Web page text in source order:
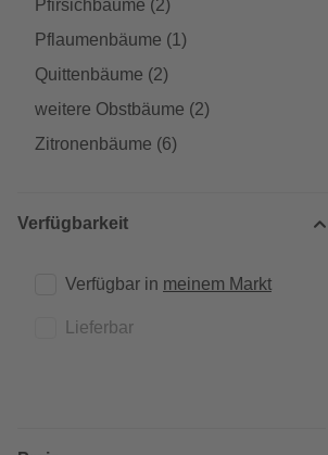
Pfirsichbäume (2)
Pflaumenbäume (1)
Quittenbäume (2)
weitere Obstbäume (2)
Zitronenbäume (6)
Verfügbarkeit
Verfügbar in meinem Markt
Lieferbar